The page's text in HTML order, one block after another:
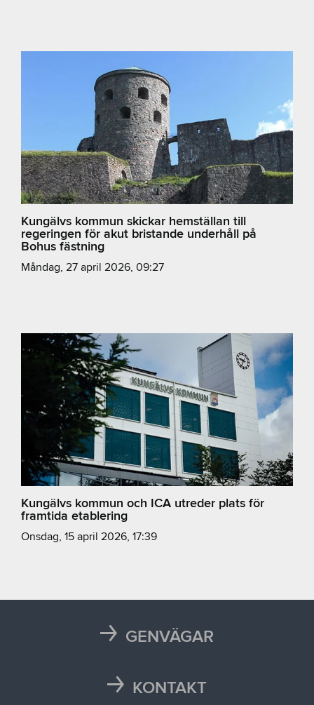
Kungälvs kommun skickar hemställan till
regeringen för akut bristande underhåll på
Bohus fästning
måndag, 27 april 2026, 09:27
Kungälvs kommun och ICA utreder plats för
framtida etablering
onsdag, 15 april 2026, 17:39
GENVÄGAR
Läsårstider
KONTAKT